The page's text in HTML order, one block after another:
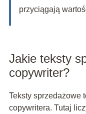
przyciągają
Jakie teksty
copywriter?
Teksty sprzedażowe
copywritera. Tutaj